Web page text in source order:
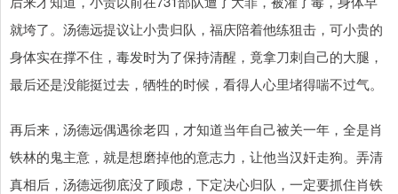
就垮了。汤德远提议让小贵归队，福庆陪着他练狙击，可小贵的
身体实在撑不住，毒发时为了保持清醒，竟拿刀刺自己的大腿，
最后还是没能挺过去，牺牲的时候，看得人心里堵得喘不过气。
再后来，汤德远偶遇徐老四，才知道当年自己被关一年，全是肖
铁林的鬼主意，就是想磨掉他的意志力，让他当汉奸走狗。弄清
真相后，汤德远彻底没了顾虑，下定决心归队，一定要抓住肖铁